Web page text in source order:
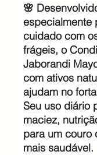
🌸
especialmente
cuidado com
frágeis, o
Jaborandi
com ativos
ajudam no
Seu uso diário
maciez,
para um couro
mais saudável.